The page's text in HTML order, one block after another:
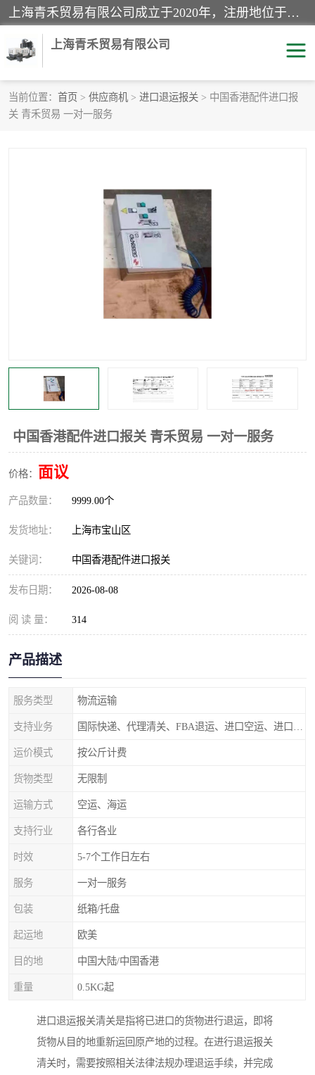
上海青禾贸易有限公司成立于2020年，注册地位于上海市宝山区。经营范围包括：机械设备、五金制品、劳防用品、电子产品、塑胶制品、家具、模具、纺织品、仪器仪表、建筑材料、装饰材料、化工产品、金属制品、机车配件等货物进出口报关、清关服务。
上海青禾贸易有限公司
当前位置： 首页 > 供应商机 > 进口退运报关 > 中国香港配件进口报
关 青禾贸易 一对一服务
中国香港配件进口报关 青禾贸易 一对一服务
价格： 面议
产品数量： 9999.00个
发货地址： 上海市宝山区
关键词： 中国香港配件进口报关
发布日期： 2026-08-08
阅 读 量： 314
产品描述
服务类型 物流运输
支持业务
运价模式 按公斤计费
货物类型 无限制
运输方式 空运、海运
支持行业 各行各业
时效 5-7个工作日左右
服务 一对一服务
包装 纸箱/托盘
起运地 欧美
目的地 中国大陆/中国香港
重量 0.5KG起
进口退运报关清关是指将已进口的货物进行退运，即将
货物从目的地重新运回原产地的过程。在进行退运报关
清关时，需要按照相关法律法规办理退运手续，并完成
酒类饮料报关
进口杂货清关
机床进口清关